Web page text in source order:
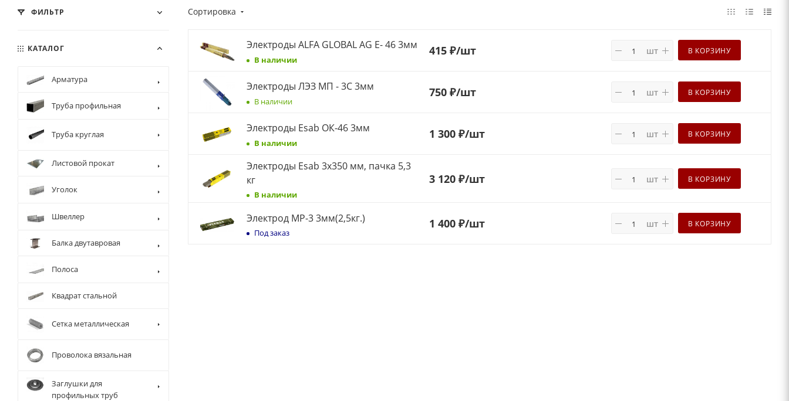
Сортировка
Электроды ALFA GLOBAL AG E- 46 3мм
В наличии
415 ₽/шт шт В КОРЗИНУ
Электроды ЛЭЗ МП - 3С 3мм
В наличии
750 ₽/шт шт В КОРЗИНУ
Электроды Esab ОК-46 3мм
В наличии
1 300 ₽/шт шт В КОРЗИНУ
Электроды Esab 3х350 мм, пачка 5,3
кг
В наличии
3 120 ₽/шт шт В КОРЗИНУ
Электрод МР-3 3мм(2,5кг.)
Под заказ
1 400 ₽/шт шт В КОРЗИНУ
ФИЛЬТР
КАТАЛОГ
Арматура
Труба профильная
Труба круглая
Листовой прокат
Уголок
Швеллер
Балка двутавровая
Полоса
Квадрат стальной
Сетка металлическая
Проволока вязальная
Заглушки для
профильных труб